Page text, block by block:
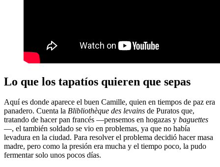
Lo que los tapatíos quieren que sepas
Aquí es donde aparece el buen Camille, quien en tiempos de paz era
panadero. Cuenta la Blibliothèque des levains de Puratos que,
tratando de hacer pan francés —pensemos en hogazas y baguettes
—, el también soldado se vio en problemas, ya que no había
levadura en la ciudad. Para resolver el problema decidió hacer masa
madre, pero como la presión era mucha y el tiempo poco, la pudo
fermentar solo unos pocos días.